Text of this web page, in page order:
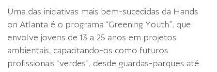
Uma das iniciativas mais bem-sucedidas da Hands
on Atlanta é o programa “Greening Youth”, que
envolve jovens de 13 a 25 anos em projetos
ambientais, capacitando-os como futuros
profissionais “verdes”, desde guardas-parques até